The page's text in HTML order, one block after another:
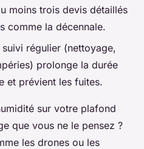
moins trois devis détaillés
comme la décennale.
suivi régulier (nettoyage,
prolonge la durée
et prévient les fuites.
sur votre plafond
que vous ne le pensez ?
les drones ou les